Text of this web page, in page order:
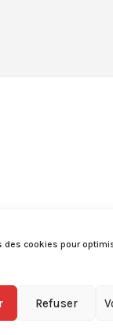
des cookies pour
Refuser